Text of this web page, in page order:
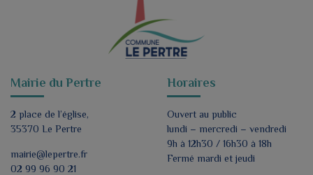
Mairie du Pertre
2 place de l’église,
35370 Le Pertre
mairie@lepertre.fr
02 99 96 90 21
Horaires
Ouvert au public
lundi – mercredi – vendredi
9h à 12h30 / 16h30 à 18h
Fermé mardi et jeudi